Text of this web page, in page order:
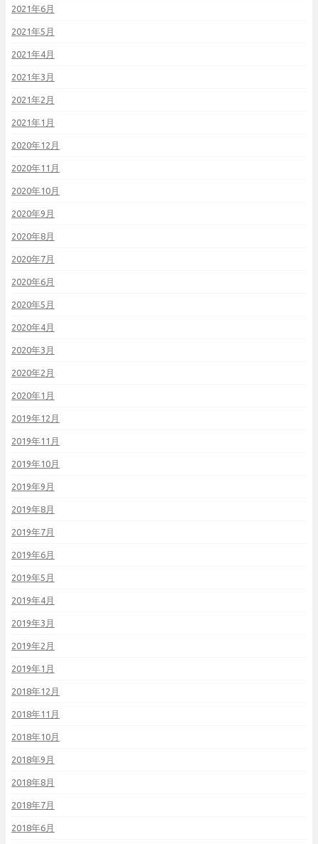
2021年6月
2021年5月
2021年4月
2021年3月
2021年2月
2021年1月
2020年12月
2020年11月
2020年10月
2020年9月
2020年8月
2020年7月
2020年6月
2020年5月
2020年4月
2020年3月
2020年2月
2020年1月
2019年12月
2019年11月
2019年10月
2019年9月
2019年8月
2019年7月
2019年6月
2019年5月
2019年4月
2019年3月
2019年2月
2019年1月
2018年12月
2018年11月
2018年10月
2018年9月
2018年8月
2018年7月
2018年6月